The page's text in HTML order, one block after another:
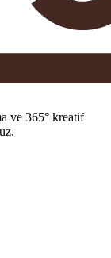
ve 365° kreatif